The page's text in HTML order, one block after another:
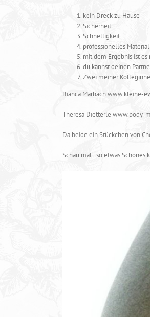
kein Dreck zu Hause
Sicherheit
Schnelligkeit
professionelles Material
mit dem Ergebnis ist
du kannst deinen
Zwei meiner
Bianca Marbach www.kleine-
Theresa Dietterle www.body-
Da beide ein Stückchen von
Schau mal.. so etwas Schönes